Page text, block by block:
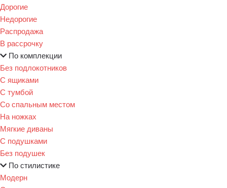
Дорогие
Недорогие
Распродажа
В рассрочку
По комплекции
Без подлокотников
С ящиками
С тумбой
Со спальным местом
На ножках
Мягкие диваны
С подушками
Без подушек
По стилистике
Модерн